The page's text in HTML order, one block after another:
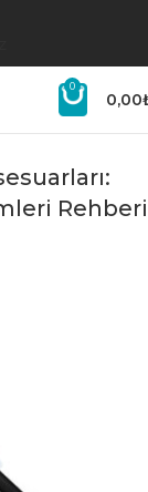
0
0,00
Rehberi